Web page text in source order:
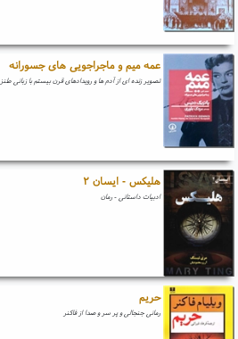
عمه میم و ماجراجویی های جسورانه
تصویر زنده ای از آدم ها و رویدادهای قرن بیستم با زبانی طنز
هلیکس - ایسان ۲
ادبیات داستانی - رمان
حریم
رمانی جنجالی و پر سر و صدا از فاکنر